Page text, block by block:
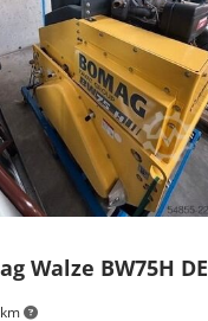
Walze BW75H DE